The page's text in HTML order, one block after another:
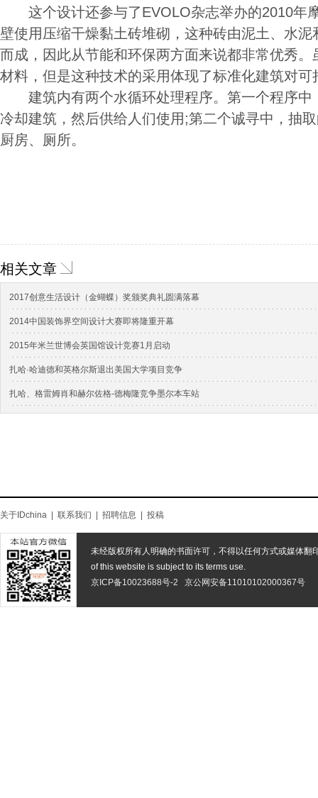
这个设计还参与了EVOLO杂志举办的2010年
壁使用压缩干燥黏土砖堆砌，这种砖由泥土、水
而成，因此从节能和环保两方面来说都非常优秀
材料，但是这种技术的采用体现了标准化建筑对可
建筑内有两个水循环处理程序。第一个程序中
冷却建筑，然后供给人们使用;第二个诚寻中，抽
厨房、厕所。
相关文章
2017创意生活设计（金蝴蝶）奖颁奖典礼圆满落幕
2014中国装饰界空间设计大赛即将隆重开幕
2015年米兰世博会英国馆设计竞赛1月启动
扎哈·哈迪德和英格尔斯退出美国大学项目竞争
扎哈、格雷姆肖和赫尔佐格-德梅隆竞争墨尔本车站
关于IDchina 联系我们 招聘信息 投稿
未经版权所有人明确的书面许可，不得以任何方式或媒体翻
of this website is subject to its terms use.
京ICP备10023688号-2
京公网安备11010102000367号